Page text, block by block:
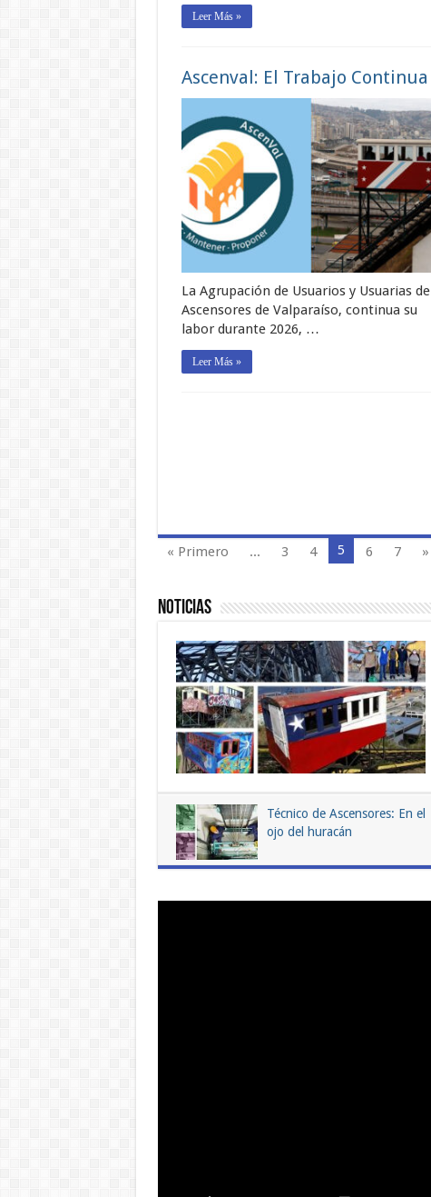
Leer Más »
Ascenval: El Trabajo Continua
La Agrupación de Usuarios y Usuarias de
Ascensores de Valparaíso, continua su
labor durante 2026, …
Leer Más »
« Primero ... 3 4 5 6 7 »
Noticias
Técnico de Ascensores: En el
ojo del huracán